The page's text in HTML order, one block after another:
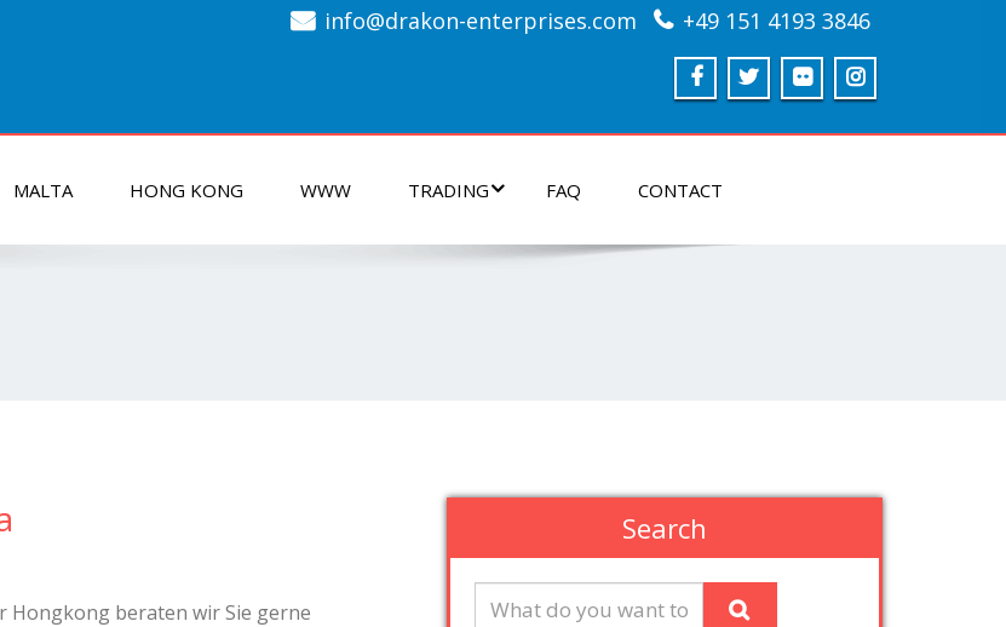
info@drakon-enterprises.com +49 151 4193 3846
MALTA HONG KONG WWW TRADING FAQ CONTACT
Hongkong beraten wir Sie gerne
Search